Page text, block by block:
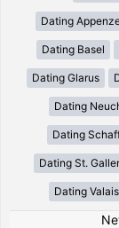
Dating
Dating Basel
Dating Glarus
Dating
Dating
Dating St.
Dating Valais